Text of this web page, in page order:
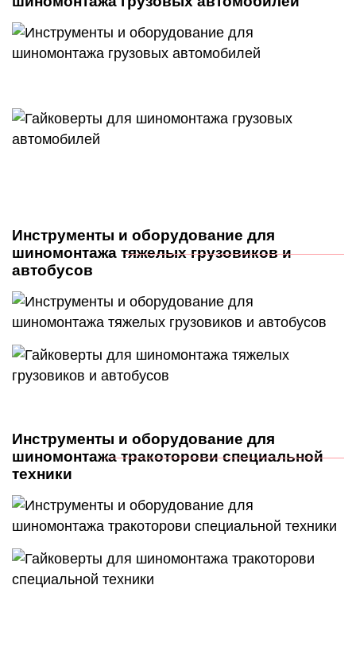
Инструменты и оборудование для
шиномонтажа тяжелых грузовиков и
автобусов
Инструменты и оборудование для
шиномонтажа тракоторови специальной
техники